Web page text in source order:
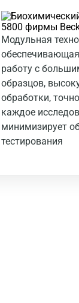
Модульная
работу с
образцов,
обработки,
каждое
минимизирует
тестирования